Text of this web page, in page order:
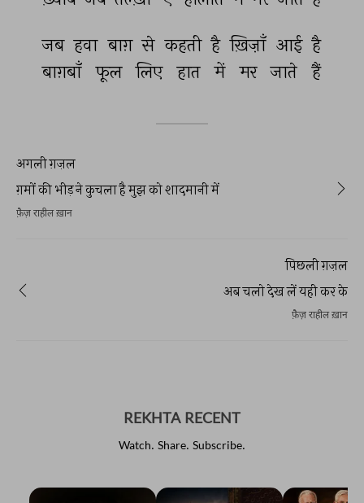
जब हवा बाग़ से कहती है ख़िज़ाँ आई है
बाग़बाँ फूल लिए हात में मर जाते हैं
अगली ग़ज़ल
ग़मों की भीड़ ने कुचला है मुझ को शादमानी में
फ़ैज़ राहील ख़ान
पिछली ग़ज़ल
अब चलो देख लें यही कर के
फ़ैज़ राहील ख़ान
REKHTA RECENT
Watch. Share. Subscribe.